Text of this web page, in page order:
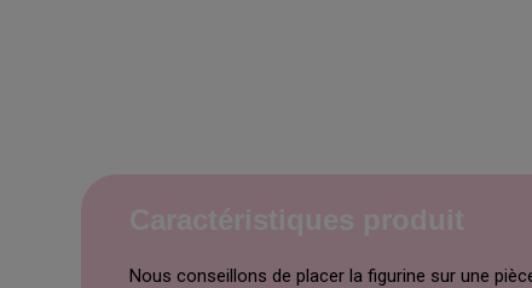
Nous conseillons de placer la figurine sur une